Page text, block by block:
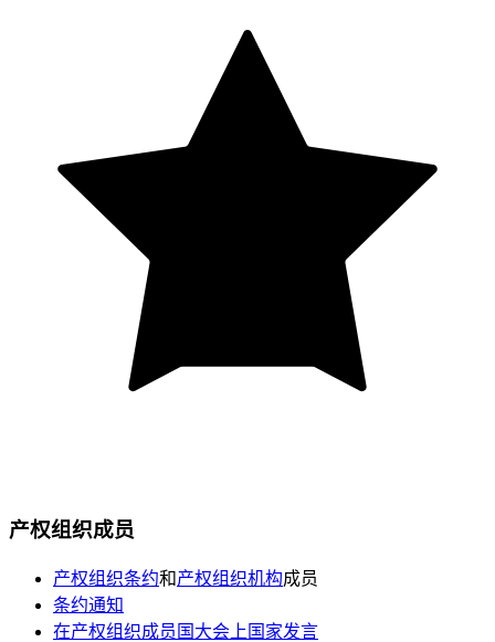
产权组织成员
产权组织条约和产权组织机构成员
条约通知
在产权组织成员国大会上国家发言